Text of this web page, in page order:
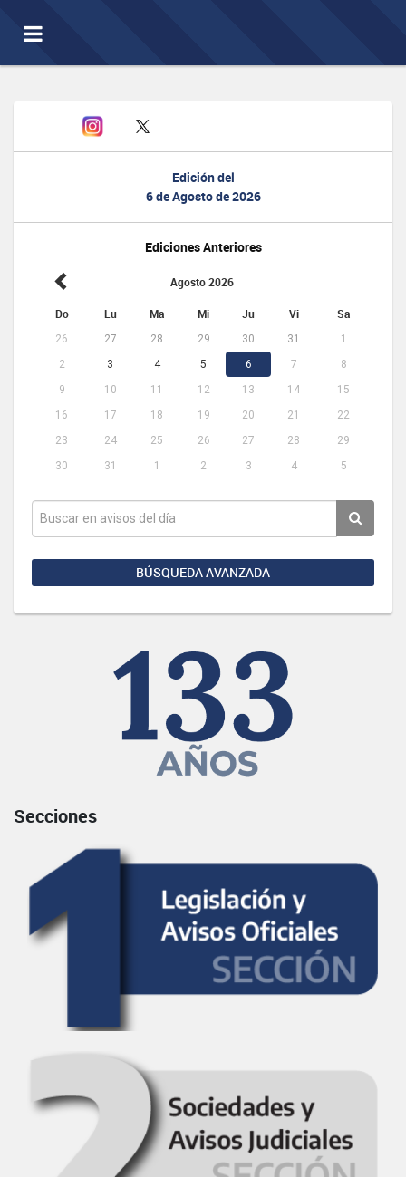
Toggle
navigation
Edición del
6 de Agosto de 2026
Ediciones Anteriores
Agosto 2026
Do Lu Ma Mi Ju Vi Sa
26 27 28 29 30 31
1
2
3 4 5 6 7
8
9
10 11 12 13 14
15
16
17 18 19 20 21
22
23
24 25 26 27 28
29
30
31 1 2 3 4 5
BÚSQUEDA AVANZADA
Secciones